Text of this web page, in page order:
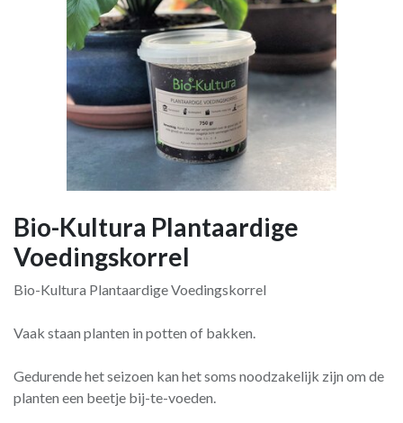
Bio-Kultura Plantaardige
Voedingskorrel
Bio-Kultura Plantaardige Voedingskorrel
Vaak staan planten in potten of bakken.
Gedurende het seizoen kan het soms noodzakelijk zijn om de
planten een beetje bij-te-voeden.